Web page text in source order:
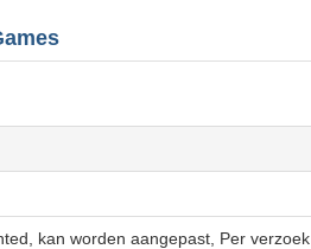
kan worden aangepast, Per verzoek